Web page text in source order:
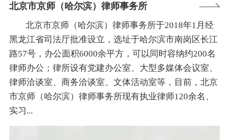
北京市京师（哈尔滨）律师事务所
北京市京师（哈尔滨）律师事务所于2018年1月经
黑龙江省司法厅批准设立，选址于哈尔滨市南岗区长江
路57号，办公面积6000余平方，可以同时容纳约200名
律师办公；律所设有党建办公室、大型多媒体会议室、
律师洽谈室、商务洽谈室、文体活动室等，目前，北京
市京师（哈尔滨）律师事务所现有执业律师120余名、
实习...